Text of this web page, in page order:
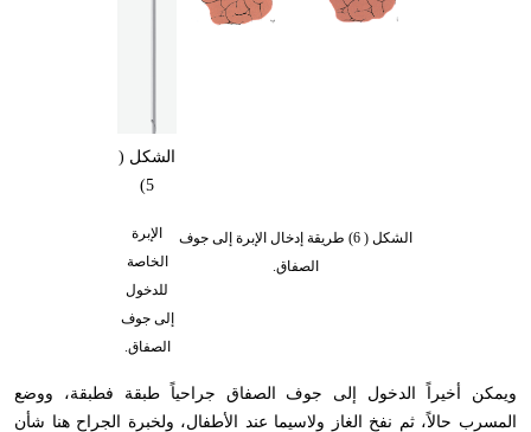
الشكل ( 6) طريقة إدخال الإبرة إلى جوف
الصفاق.
الشكل (
5)
الإبرة
الخاصة
للدخول
إلى جوف
الصفاق.
ويمكن أخيراً الدخول إلى جوف الصفاق جراحياً طبقة فطبقة، ووضع
المسرب حالاً، ثم نفخ الغاز ولاسيما عند الأطفال، ولخبرة الجراح هنا شأن